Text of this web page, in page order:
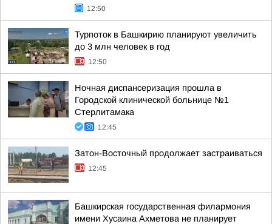
12:50
Турпоток в Башкирию планируют увеличить
до 3 млн человек в год
12:50
Ночная диспансеризация прошла в
Городской клинической больнице №1
Стерлитамака
12:45
Затон-Восточный продолжает застраиваться
12:45
Башкирская государственная филармония
имени Хусаина Ахметова не планирует